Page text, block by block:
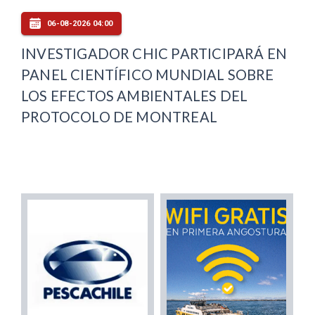
06-08-2026 04:00
INVESTIGADOR CHIC PARTICIPARÁ EN
PANEL CIENTÍFICO MUNDIAL SOBRE
LOS EFECTOS AMBIENTALES DEL
PROTOCOLO DE MONTREAL